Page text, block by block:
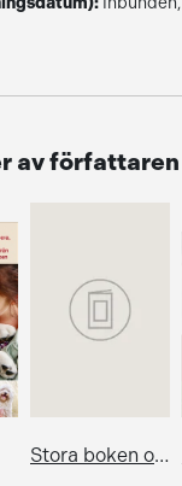
av författaren
Stora boken om hundens hälsa